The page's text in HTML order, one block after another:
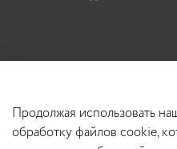
Продолжая использовать
обработку файлов cookie,